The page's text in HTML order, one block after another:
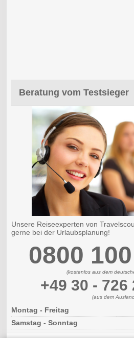
Beratung vom Testsieger
Unsere Reiseexperten von
gerne bei der Urlaubsplanung!
0800
(kostenlos aus dem
+49 30 - 726
(aus dem
Montag - Freitag
Samstag - Sonntag